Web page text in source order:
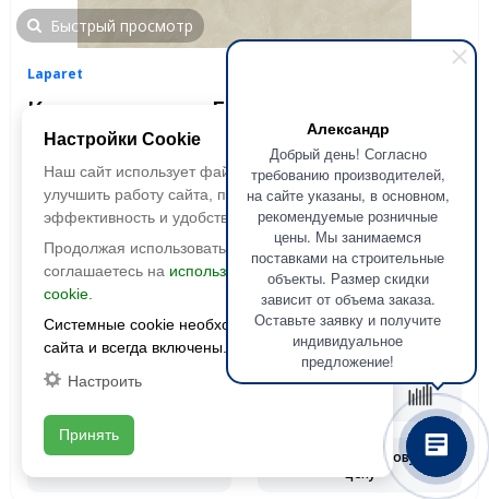
Александр
Добрый день! Согласно
требованию производителей,
на сайте указаны, в основном,
рекомендуемые розничные
цены. Мы занимаемся
поставками на строительные
объекты. Размер скидки
зависит от объема заказа.
Оставьте заявку и получите
индивидуальное
предложение!
Быстрый просмотр
Laparet
Керамогранит Evolution Crema
(Эволюшн Крема) SG50000920R
1191x595 Матовый Карвинг
Размер:
1191x595
Фактура:
матовая, карвинг
Тип:глазурованная
Толщина:9 мм
Цвета:
1 990 руб./м2 2590 руб./м
В корзину
Запросить оптовую
цену
Настройки Cookie
Наш сайт использует файлы cookie, чтобы
улучшить работу сайта, повысить его
эффективность и удобство.
Продолжая использовать сайт, вы
соглашаетесь на использование файлов
cookie.
Системные cookie необходимы для работы
сайта и всегда включены.
Настроить
Принять